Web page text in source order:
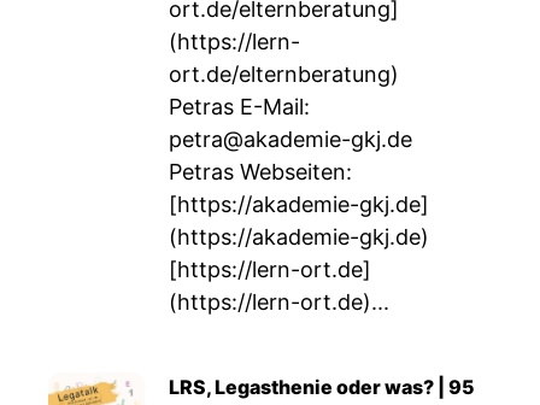
ort.de/elternberatung]
(https://lern-
ort.de/elternberatung)
Petras E-Mail:
petra@akademie-gkj.de
Petras Webseiten:
[https://akademie-gkj.de]
(https://akademie-gkj.de)
[https://lern-ort.de]
(https://lern-ort.de)...
LRS, Legasthenie oder was? | 95